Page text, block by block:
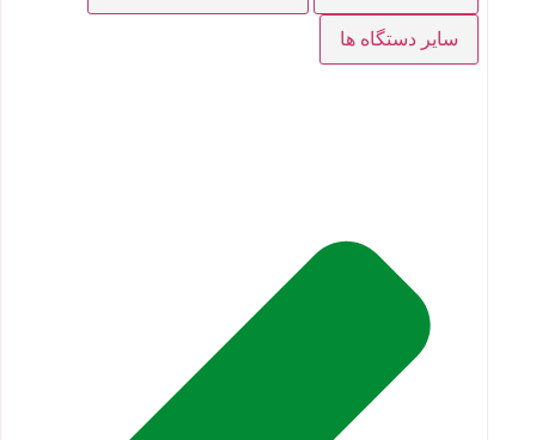
سایر دستگاه ها